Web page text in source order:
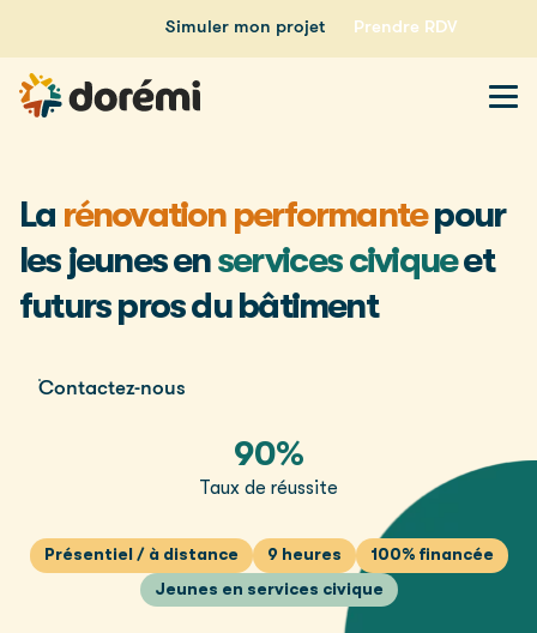
Simuler mon projet Prendre RDV
La rénovation performantepour
les jeunes enservices civiqueet
futurs pros du bâtiment
Contactez-nous
90%
Taux de réussite
Présentiel / à distance 9 heures
100% financée
Jeunes en services civique